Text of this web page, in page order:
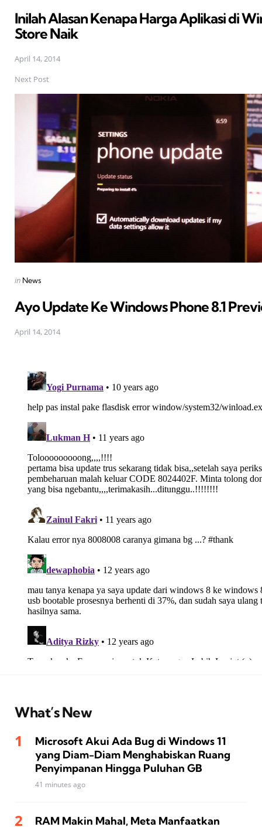
Inilah Alasan Kenapa Harga Aplikasi di
Store Naik
April 14, 2014
Next Post
Posted
in News
Ayo Update Ke Windows Phone 8.1
April 14, 2014
What’s New
Microsoft Akui Ada Bug di Windows 11
yang Diam-Diam Menghabiskan Ruang
Penyimpanan Hingga Puluhan GB
41 minutes ago
RAM Makin Mahal, Meta Manfaatkan